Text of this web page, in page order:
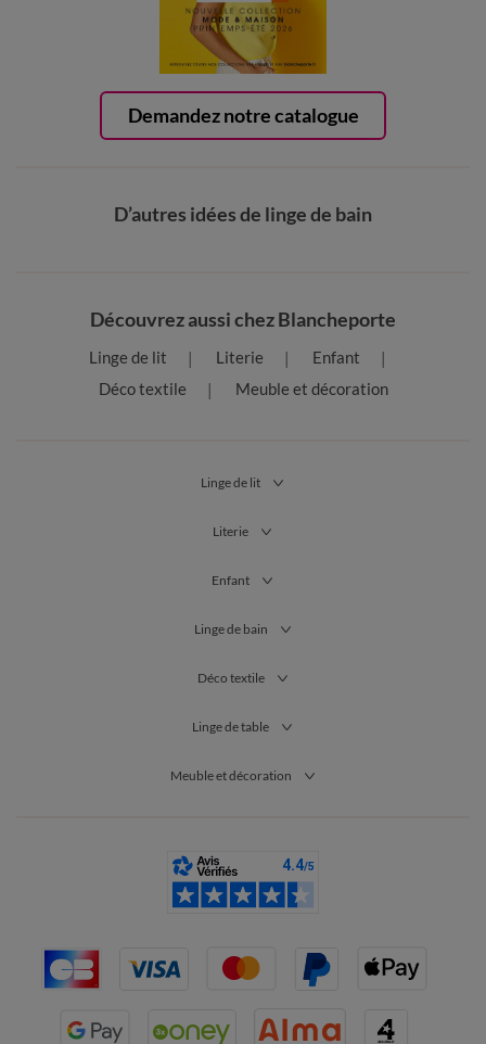
Demandez notre catalogue
D’autres idées de linge de bain
Découvrez aussi chez Blancheporte
Linge de lit Literie
Enfant
Déco textile
Meuble et décoration
Linge de lit
Literie
Enfant
Linge de bain
Déco textile
Linge de table
Meuble et décoration